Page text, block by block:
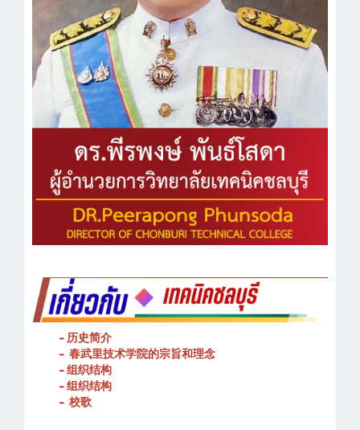
- 历史简介
- 春武里技术学院的宗旨和理念
- 组织结构
- 组织结构
- 校歌